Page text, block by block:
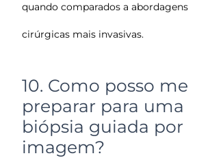
quando comparados a abordagens
cirúrgicas mais invasivas.
10. Como posso me
preparar para uma
biópsia guiada por
imagem?